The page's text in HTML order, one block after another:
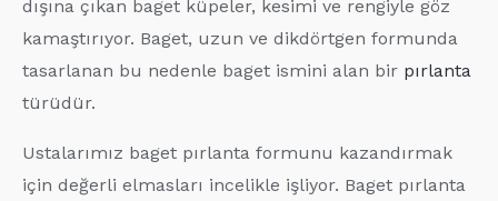
dışına çıkan baget küpeler, kesimi ve rengiyle göz
kamaştırıyor. Baget, uzun ve dikdörtgen formunda
tasarlanan bu nedenle baget ismini alan bir pırlanta
türüdür.
Ustalarımız baget pırlanta formunu kazandırmak
için değerli elmasları incelikle işliyor. Baget pırlanta